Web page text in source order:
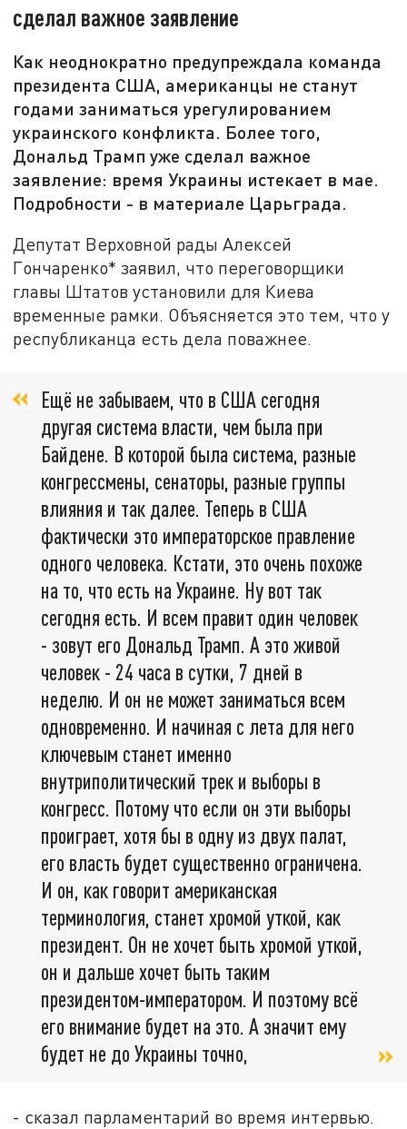
сделал важное заявление
Как неоднократно предупреждала команда
президента США, американцы не станут
годами заниматься урегулированием
украинского конфликта. Более того,
Дональд Трамп уже сделал важное
заявление: время Украины истекает в мае.
Подробности - в материале Царьграда.
Депутат Верховной рады Алексей
Гончаренко* заявил, что переговорщики
главы Штатов установили для Киева
временные рамки. Объясняется это тем, что у
республиканца есть дела поважнее.
Ещё не забываем, что в США сегодня
другая система власти, чем была при
Байдене. В которой была система, разные
конгрессмены, сенаторы, разные группы
влияния и так далее. Теперь в США
фактически это императорское правление
одного человека. Кстати, это очень похоже
на то, что есть на Украине. Ну вот так
сегодня есть. И всем правит один человек
- зовут его Дональд Трамп. А это живой
человек - 24 часа в сутки, 7 дней в
неделю. И он не может заниматься всем
одновременно. И начиная с лета для него
ключевым станет именно
внутриполитический трек и выборы в
конгресс. Потому что если он эти выборы
проиграет, хотя бы в одну из двух палат,
его власть будет существенно ограничена.
И он, как говорит американская
терминология, станет хромой уткой, как
президент. Он не хочет быть хромой уткой,
он и дальше хочет быть таким
президентом-императором. И поэтому всё
его внимание будет на это. А значит ему
будет не до Украины точно,
- сказал парламентарий во время интервью.